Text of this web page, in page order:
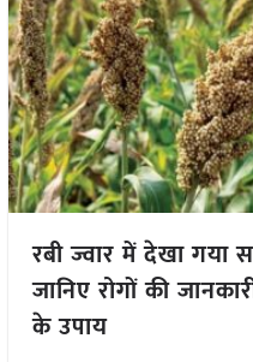
रबी ज्वार में देखा गया
जानिए रोगों की
के उपाय